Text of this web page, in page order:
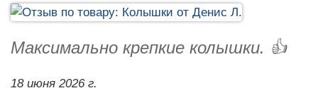
Максимально крепкие колышки. 👍
18 июня 2026 г.